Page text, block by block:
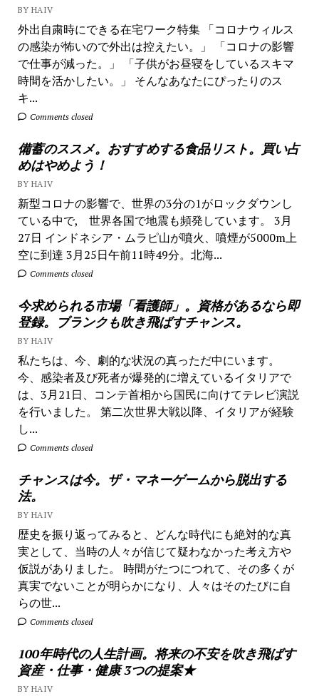
BY HAIV
外出自粛時にできる在宅ワーク特集 「コロナウィルス
の感染が怖いので外出は控えたい。」 「コロナの影響
で仕事が減った。」 「子供がお昼寝をしているスキマ
時間を活かしたい。」 そんなあなたにぴったりのス
キ...
Comments closed
備蓄のススメ。おすすめする食品リスト。買い占
めはやめよう！
BY HAIV
新型コロナの影響で、世界の3分の1がロックダウンし
ている中で, 世界各国で地震も頻発しています。 3月
27日 インドネシア・ムラピ山が噴火、噴煙が5000m上
空に到達 3月25日午前11時49分。北海...
Comments closed
今求められる市場「看護師」。資格があるなら即
登録。ブランクも吹き飛ばすチャンス。
BY HAIV
私たちは、今、劇的な状況の真っただ中にいます。
今、感染者及び死者が爆発的に増えているイタリアで
は、3月21日、コンテ首相から国民に向けてテレビ演説
を行いました。 第二次世界大戦以降、イタリアが経験
し...
Comments closed
チャンスは今。ザ・マネーゲームから脱出する
法。
BY HAIV
歴史を振り返ってみると、どんな時代にも絶対的な真
実として、当時の人々が信じて疑わなかった考え方や
仮説がありました。 時間がたつにつれて、その多くが
真実でないことが明らかになり、人々はそのたびに自
らの世...
Comments closed
100年時代の人生計画。将来の不安を吹き飛ばす
資産・仕事・健康 3つの提案★
BY HAIV